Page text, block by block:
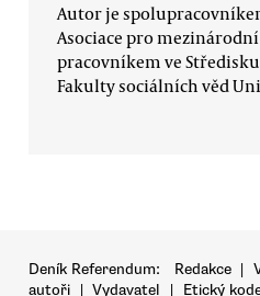
Autor je
Asociace pro
pracovníkem ve
Fakulty sociálních věd
Deník Referendum: Redakce |
autoři | Vydavatel | Etický